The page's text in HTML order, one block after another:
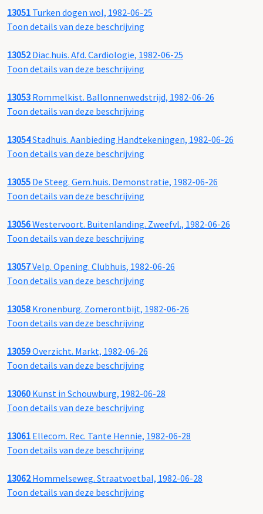
13051 Turken dogen wol, 1982-06-25
Toon details van deze beschrijving
13052Diac.huis. Afd. Cardiologie, 1982-06-25
Toon details van deze beschrijving
13053 Rommelkist. Ballonnenwedstrijd, 1982-06-26
Toon details van deze beschrijving
13054Stadhuis. Aanbieding Handtekeningen, 1982-06-26
Toon details van deze beschrijving
13055 De Steeg. Gem.huis. Demonstratie, 1982-06-26
Toon details van deze beschrijving
13056Westervoort. Buitenlanding. Zweefvl., 1982-06-26
Toon details van deze beschrijving
13057Velp. Opening. Clubhuis, 1982-06-26
Toon details van deze beschrijving
13058 Kronenburg. Zomerontbijt, 1982-06-26
Toon details van deze beschrijving
13059Overzicht. Markt, 1982-06-26
Toon details van deze beschrijving
13060 Kunst in Schouwburg, 1982-06-28
Toon details van deze beschrijving
13061 Ellecom. Rec. Tante Hennie, 1982-06-28
Toon details van deze beschrijving
13062Hommelseweg. Straatvoetbal, 1982-06-28
Toon details van deze beschrijving